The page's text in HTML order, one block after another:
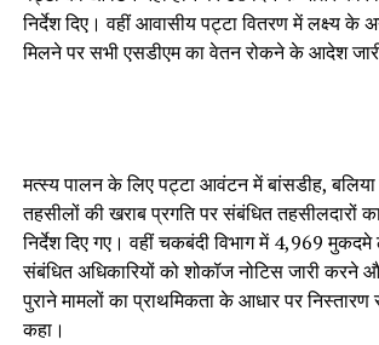
निर्देश दिए। वहीं आवासीय पट्टा वितरण में लक्ष्य के
मिलने पर सभी एसडीएम का वेतन रोकने के आदेश
मत्स्य पालन के लिए पट्टा आवंटन में बांसडीह,
तहसीलों की खराब प्रगति पर संबंधित तहसीलदारों
निर्देश दिए गए। वहीं चकबंदी विभाग में 4,969
संबंधित अधिकारियों को शोकॉज नोटिस जारी करने
पुराने मामलों का प्राथमिकता के आधार पर
कहा।